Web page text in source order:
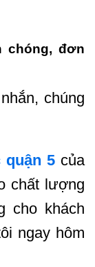
chóng, đơn
chúng
5 của
chất lượng
cho khách
ngay hôm